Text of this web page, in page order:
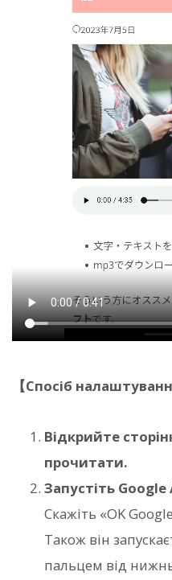
【Спосіб
Відкрийте
прочитати.
Запустіть
Скажіть «OK
Також він
пальцем від